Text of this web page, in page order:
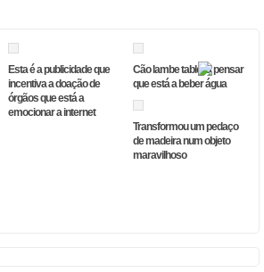
Esta é a publicidade que
incentiva a doação de
órgãos que está a
emocionar a internet
Cão lambe tablet a pensar
que está a beber água
Transformou um pedaço
de madeira num objeto
maravilhoso